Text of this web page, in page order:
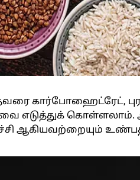
கார்போஹைட்ரேட்,
கொள்ளலாம்.
ஆகியவற்றையும்